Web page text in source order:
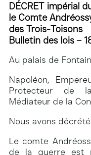
DÉCRET impérial
le Comte
des Trois-Toisons
Bulletin des lois –
Au palais de
Napoléon,
Protecteur de
Médiateur de la
Nous avons
Le comte
de la guerre est